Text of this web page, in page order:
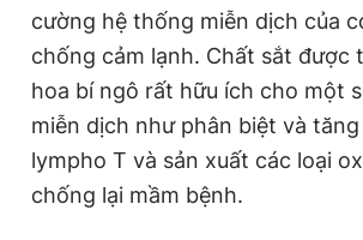
cường hệ thống miễn dịch của
chống cảm lạnh. Chất sắt được
hoa bí ngô rất hữu ích cho một
miễn dịch như phân biệt và
lympho T và sản xuất các loại
chống lại mầm bệnh.